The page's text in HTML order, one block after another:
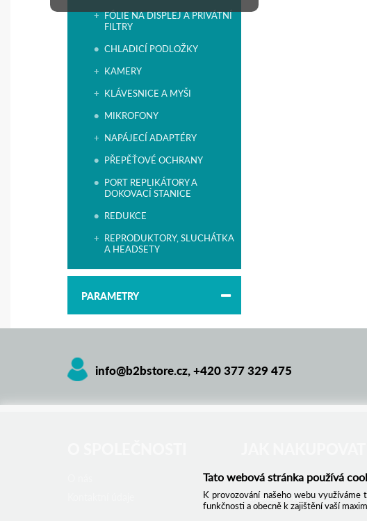
FÓLIE NA DISPLEJ A PRIVÁTNÍ
FILTRY
CHLADICÍ PODLOŽKY
KAMERY
KLÁVESNICE A MYŠI
MIKROFONY
NAPÁJECÍ ADAPTÉRY
PŘEPĚŤOVÉ OCHRANY
PORT REPLIKÁTORY A
DOKOVACÍ STANICE
REDUKCE
REPRODUKTORY, SLUCHÁTKA
A HEADSETY
PARAMETRY
info@b2bstore.cz, +420 377 329 475
Obchodní podmínky
Reklamační řád
Tato webová stránka používá
K provozování našeho webu
funkčnosti a obecně k zajištění vaší